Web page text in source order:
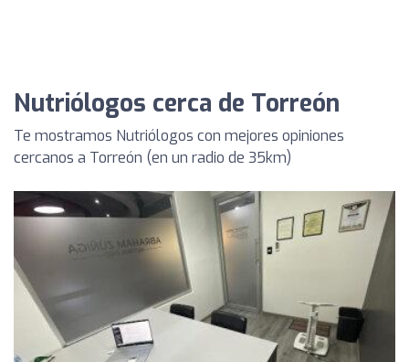
Nutriólogos cerca de Torreón
Te mostramos Nutriólogos con mejores opiniones
cercanos a Torreón (en un radio de 35km)